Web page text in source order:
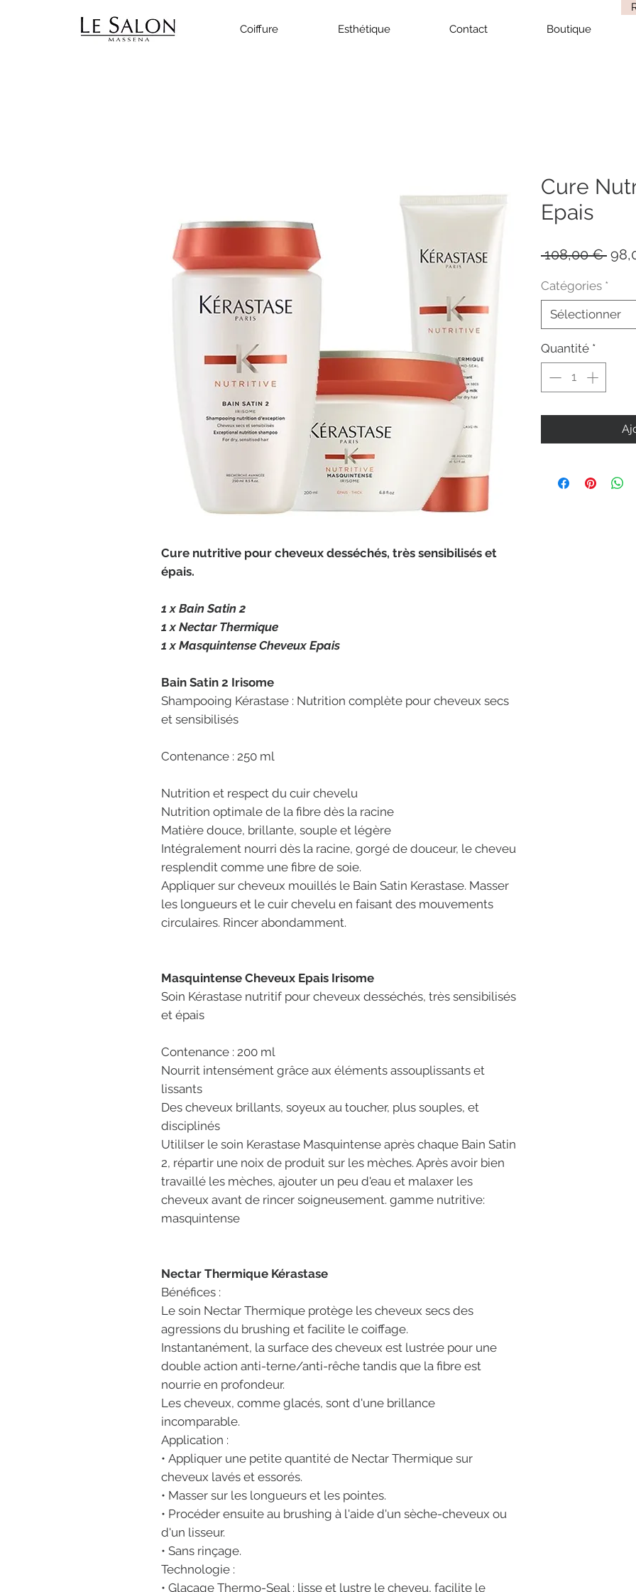
Coiffure
Esthétique Contact Boutique
Cure nutritive pour cheveux desséchés, très sensibilisés et
épais.
1 x Bain Satin 2
1 x Nectar Thermique
1 x Masquintense Cheveux Epais
Bain Satin 2 Irisome
Shampooing Kérastase : Nutrition complète pour cheveux secs
et sensibilisés
Contenance : 250 ml
Nutrition et respect du cuir chevelu
Nutrition optimale de la fibre dès la racine
Matière douce, brillante, souple et légère
Intégralement nourri dès la racine, gorgé de douceur, le cheveu
resplendit comme une fibre de soie.
Appliquer sur cheveux mouillés le Bain Satin Kerastase. Masser
les longueurs et le cuir chevelu en faisant des mouvements
circulaires. Rincer abondamment.
Masquintense Cheveux Epais Irisome
Soin Kérastase nutritif pour cheveux desséchés, très sensibilisés
et épais
Contenance : 200 ml
Nourrit intensément grâce aux éléments assouplissants et
lissants
Des cheveux brillants, soyeux au toucher, plus souples, et
disciplinés
Utililser le soin Kerastase Masquintense après chaque Bain Satin
2, répartir une noix de produit sur les mèches. Après avoir bien
travaillé les mèches, ajouter un peu d'eau et malaxer les
cheveux avant de rincer soigneusement. gamme nutritive:
masquintense
Nectar Thermique Kérastase
Bénéfices :
Le soin Nectar Thermique protège les cheveux secs des
agressions du brushing et facilite le coiffage.
Instantanément, la surface des cheveux est lustrée pour une
double action anti-terne/anti-rêche tandis que la fibre est
nourrie en profondeur.
Les cheveux, comme glacés, sont d'une brillance
incomparable.
Application :
• Appliquer une petite quantité de Nectar Thermique sur
cheveux lavés et essorés.
• Masser sur les longueurs et les pointes.
• Procéder ensuite au brushing à l'aide d'un sèche-cheveux ou
d'un lisseur.
• Sans rinçage.
Technologie :
• Glaçage Thermo-Seal : lisse et lustre le cheveu, facilite le
Cure
Epais
108,00 € Prix
Catégories *
Sélectionner
Quantité *